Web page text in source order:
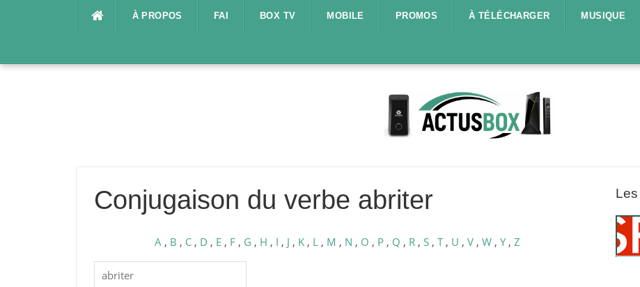
À PROPOS FAI BOX TV MOBILE PROMOS À TÉLÉCHARGER MUSIQUE
Conjugaison du verbe abriter
A, B , C, D , E, F, G , H , I , J , K, L, M , N , O , P, Q , R, S, T, U , V, W, Y, Z